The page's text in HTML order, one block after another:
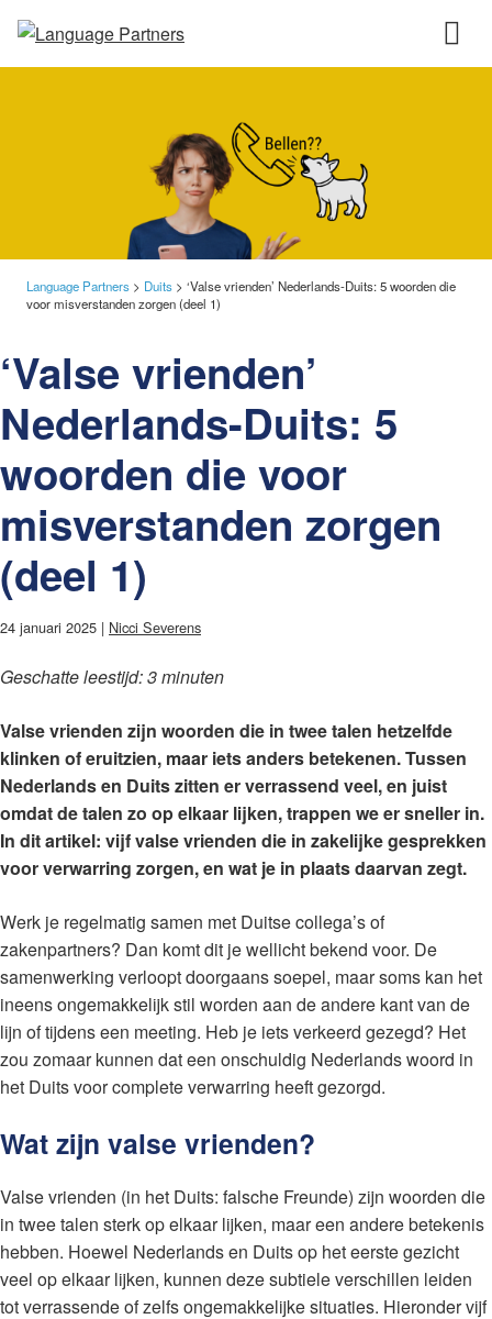
Language Partners > Duits > ‘Valse vrienden’ Nederlands-Duits: 5 woorden die
voor misverstanden zorgen (deel 1)
‘Valse vrienden’
Nederlands-Duits: 5
woorden die voor
misverstanden zorgen
(deel 1)
24 januari 2025 | Nicci Severens
Geschatte leestijd: 3 minuten
Valse vrienden zijn woorden die in twee talen hetzelfde
klinken of eruitzien, maar iets anders betekenen. Tussen
Nederlands en Duits zitten er verrassend veel, en juist
omdat de talen zo op elkaar lijken, trappen we er sneller in.
In dit artikel: vijf valse vrienden die in zakelijke gesprekken
voor verwarring zorgen, en wat je in plaats daarvan zegt.
Werk je regelmatig samen met Duitse collega’s of
zakenpartners? Dan komt dit je wellicht bekend voor. De
samenwerking verloopt doorgaans soepel, maar soms kan het
ineens ongemakkelijk stil worden aan de andere kant van de
lijn of tijdens een meeting. Heb je iets verkeerd gezegd? Het
zou zomaar kunnen dat een onschuldig Nederlands woord in
het Duits voor complete verwarring heeft gezorgd.
Wat zijn valse vrienden?
Valse vrienden (in het Duits: falsche Freunde) zijn woorden die
in twee talen sterk op elkaar lijken, maar een andere betekenis
hebben. Hoewel Nederlands en Duits op het eerste gezicht
veel op elkaar lijken, kunnen deze subtiele verschillen leiden
tot verrassende of zelfs ongemakkelijke situaties. Hieronder vijf